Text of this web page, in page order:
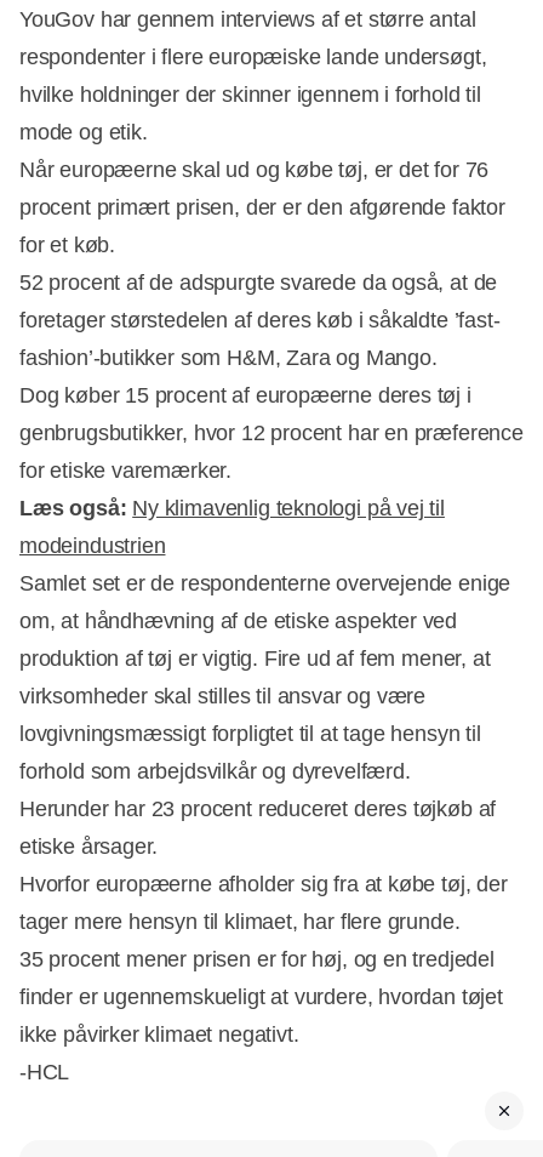
YouGov har gennem interviews af et større antal
respondenter i flere europæiske lande undersøgt,
hvilke holdninger der skinner igennem i forhold til
mode og etik.
Når europæerne skal ud og købe tøj, er det for 76
procent primært prisen, der er den afgørende faktor
for et køb.
52 procent af de adspurgte svarede da også, at de
foretager størstedelen af deres køb i såkaldte ’fast-
fashion’-butikker som H&M, Zara og Mango.
Dog køber 15 procent af europæerne deres tøj i
genbrugsbutikker, hvor 12 procent har en præference
for etiske varemærker.
Læs også: Ny klimavenlig teknologi på vej til
modeindustrien
Samlet set er de respondenterne overvejende enige
om, at håndhævning af de etiske aspekter ved
produktion af tøj er vigtig. Fire ud af fem mener, at
virksomheder skal stilles til ansvar og være
lovgivningsmæssigt forpligtet til at tage hensyn til
forhold som arbejdsvilkår og dyrevelfærd.
Herunder har 23 procent reduceret deres tøjkøb af
etiske årsager.
Hvorfor europæerne afholder sig fra at købe tøj, der
tager mere hensyn til klimaet, har flere grunde.
35 procent mener prisen er for høj, og en tredjedel
finder er ugennemskueligt at vurdere, hvordan tøjet
ikke påvirker klimaet negativt.
-HCL